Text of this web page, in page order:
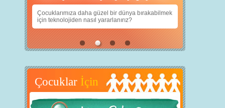
Çocuklarımıza daha güzel bir dünya bırakabilmek
için teknolojiden nasıl yararlanırız?
Çocuklar İçin